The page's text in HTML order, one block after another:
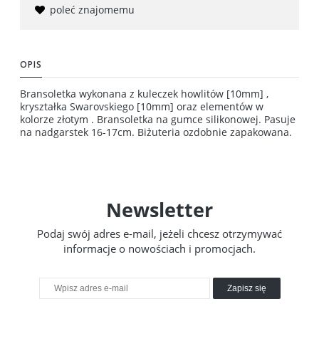
poleć znajomemu
OPIS
Bransoletka wykonana z kuleczek howlitów [10mm] ,
kryształka Swarovskiego [10mm] oraz elementów w
kolorze złotym . Bransoletka na gumce silikonowej. Pasuje
na nadgarstek 16-17cm. Biżuteria ozdobnie zapakowana.
Newsletter
Podaj swój adres e-mail, jeżeli chcesz otrzymywać
informacje o nowościach i promocjach.
Zapisz się